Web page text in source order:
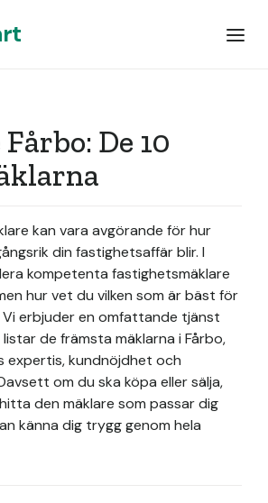
De 10
kan vara avgörande för hur
din fastighetsaffär blir. I
kompetenta fastighetsmäklare
hur vet du vilken som är bäst för
erbjuder en omfattande tjänst
de främsta mäklarna i Fårbo,
expertis, kundnöjdhet och
om du ska köpa eller sälja,
den mäklare som passar dig
känna dig trygg genom hela